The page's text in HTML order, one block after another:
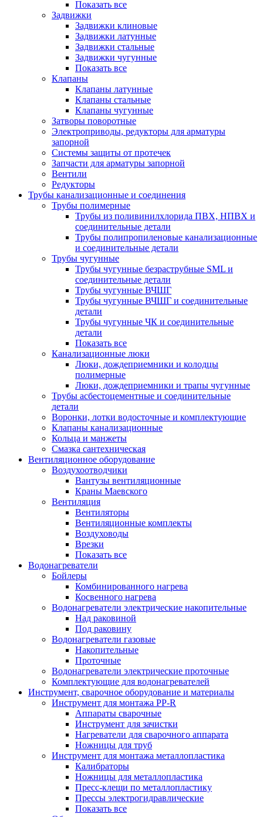
Показать все
Задвижки
Задвижки клиновые
Задвижки латунные
Задвижки стальные
Задвижки чугунные
Показать все
Клапаны
Клапаны латунные
Клапаны стальные
Клапаны чугунные
Затворы поворотные
Электроприводы, редукторы для арматуры
запорной
Системы защиты от протечек
Запчасти для арматуры запорной
Вентили
Редукторы
Трубы канализационные и соединения
Трубы полимерные
Трубы из поливинилхлорида ПВХ, НПВХ и
соединительные детали
Трубы полипропиленовые канализационные
и соединительные детали
Трубы чугунные
Трубы чугунные безраструбные SML и
соединительные детали
Трубы чугунные ВЧШГ
Трубы чугунные ВЧШГ и соединительные
детали
Трубы чугунные ЧК и соединительные
детали
Показать все
Канализационные люки
Люки, дождеприемники и колодцы
полимерные
Люки, дождеприемники и трапы чугунные
Трубы асбестоцементные и соединительные
детали
Воронки, лотки водосточные и комплектующие
Клапаны канализационные
Кольца и манжеты
Смазка сантехническая
Вентиляционное оборудование
Воздухоотводчики
Вантузы вентиляционные
Краны Маевского
Вентиляция
Вентиляторы
Вентиляционные комплекты
Воздуховоды
Врезки
Показать все
Водонагреватели
Бойлеры
Комбинированного нагрева
Косвенного нагрева
Водонагреватели электрические накопительные
Над раковиной
Под раковину
Водонагреватели газовые
Накопительные
Проточные
Водонагреватели электрические проточные
Комплектующие для водонагревателей
Инструмент, сварочное оборудование и материалы
Инструмент для монтажа PP-R
Аппараты сварочные
Инструмент для зачистки
Нагреватели для сварочного аппарата
Ножницы для труб
Инструмент для монтажа металлопластика
Калибраторы
Ножницы для металлопластика
Пресс-клещи по металлопластику
Прессы электрогидравлические
Показать все